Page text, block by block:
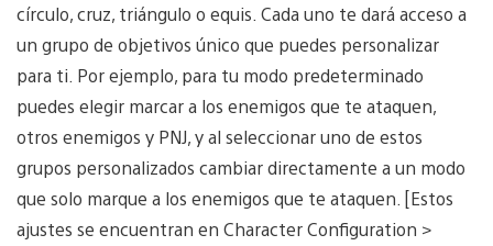
círculo, cruz, triángulo o equis. Cada uno te dará acceso a
un grupo de objetivos único que puedes personalizar
para ti. Por ejemplo, para tu modo predeterminado
puedes elegir marcar a los enemigos que te ataquen,
otros enemigos y PNJ, y al seleccionar uno de estos
grupos personalizados cambiar directamente a un modo
que solo marque a los enemigos que te ataquen. [Estos
ajustes se encuentran en Character Configuration >